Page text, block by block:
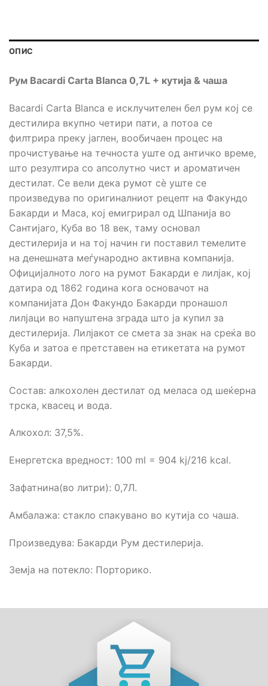
ОПИС
Рум Bacardi Carta Blanca 0,7L + кутија & чаша
Bacardi Carta Blanca е исклучителен бел рум кој се
дестилира вкупно четири пати, а потоа се
филтрира преку јаглен, вообичаен процес на
прочистување на течноста уште од античко време,
што резултира со апсолутно чист и ароматичен
дестилат. Се вели дека румот сè уште се
произведува по оригиналниот рецепт на Факундо
Бакарди и Маса, кој емигрирал од Шпанија во
Сантијаго, Куба во 18 век, таму основал
дестилерија и на тој начин ги поставил темелите
на денешната меѓународно активна компанија.
Официјалното лого на румот Бакарди е лилјак, кој
датира од 1862 година кога основачот на
компанијата Дон Факундо Бакарди пронашол
лилјаци во напуштена зграда што ја купил за
дестилерија. Лилјакот се смета за знак на среќа во
Куба и затоа е претставен на етикетата на румот
Бакарди.
Состав: алкохолен дестилат од меласа од шеќерна
трска, квасец и вода.
Алкохол: 37,5%.
Енергетска вредност: 100 ml = 904 kj/216 kcal.
Зафатнина(во литри): 0,7Л.
Амбалажа: стакло спакувано во кутија со чаша.
Произведува: Бакарди Рум дестилерија.
Земја на потекло: Порторико.